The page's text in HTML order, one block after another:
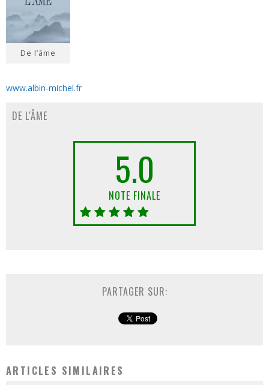
De l’âme
www.albin-michel.fr
DE L'ÂME
5.0
NOTE FINALE
PARTAGER SUR:
ARTICLES SIMILAIRES